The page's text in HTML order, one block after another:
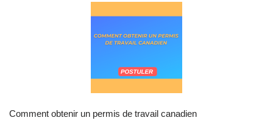
Comment obtenir un permis de travail canadien